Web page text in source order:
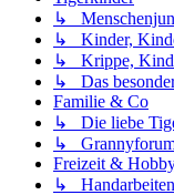
↳
↳ Kinder,
↳ Krippe,
↳ Das
Familie & Co
↳ Die liebe
↳
Freizeit &
↳ Handarbeiten